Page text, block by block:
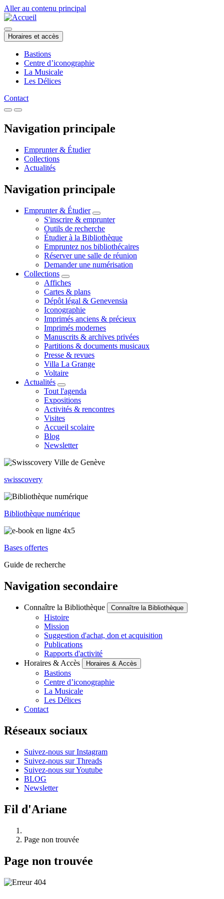
Aller au contenu principal
Horaires et accès
Bastions
Centre d’iconographie
La Musicale
Les Délices
Contact
Navigation principale
Emprunter & Étudier
Collections
Actualités
Navigation principale
Emprunter & Étudier
S'inscrire & emprunter
Outils de recherche
Étudier à la Bibliothèque
Empruntez nos bibliothécaires
Réserver une salle de réunion
Demander une numérisation
Collections
Affiches
Cartes & plans
Dépôt légal & Genevensia
Iconographie
Imprimés anciens & précieux
Imprimés modernes
Manuscrits & archives privées
Partitions & documents musicaux
Presse & revues
Villa La Grange
Voltaire
Actualités
Tout l'agenda
Expositions
Activités & rencontres
Visites
Accueil scolaire
Blog
Newsletter
swisscovery
Bibliothèque numérique
Bases offertes
Guide de recherche
Navigation secondaire
Connaître la Bibliothèque Connaître la Bibliothèque
Histoire
Mission
Suggestion d'achat, don et acquisition
Publications
Rapports d'activité
Horaires & Accès
Horaires & Accès
Bastions
Centre d’iconographie
La Musicale
Les Délices
Contact
Réseaux sociaux
Suivez-nous sur Instagram
Suivez-nous sur Threads
Suivez-nous sur Youtube
BLOG
Newsletter
Fil d'Ariane
Page non trouvée
Page non trouvée